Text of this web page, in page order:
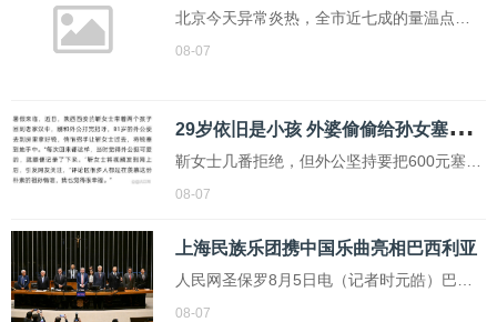
北京今天异常炎热，全市近七成的量温点温
度超过35度，高温警告持续生效。气象台数
八。此外，229个点温度超过37度，占两成
三，46个点甚至达到38度以上
08-07
2
9岁依旧是小孩 外婆偷偷给孙女塞钱 亲情的温暖传递
靳女士几番拒绝，但外公坚持要把600元塞到
她手中。她考虑到如果当场拒绝会让外公不
决定先收下这笔钱。她计划在离开时再把钱
留下，并为外公买一些生活用品
08-07
上海民族乐团携中国乐曲亮相巴西利亚
人民网圣保罗8月5日电（记者时元皓）巴西
利亚消息：当地时间8月3日至4日，正在巴西
08-07